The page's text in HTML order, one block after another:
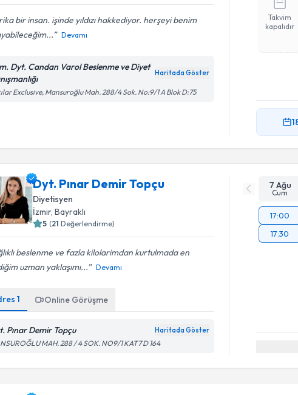
bir insan. işinde yıldızı hakkediyor. herşeyi benim
Devamı
Dyt. Candan Varol Beslenme ve Diyet
Haritada Göster
Exclusive, Mansuroğlu Mah. 288/4 Sok. No:9/1 A Blok D:75
Takvim
kapalıdır
Dyt. Pınar Demir Topçu
Diyetisyen
İzmir, Bayraklı
5 (21 Değerlendirme)
beslenme ve fazla kilolarimdan kurtulmada en
uzman yaklaşımı...
Devamı
1 Online Görüşme
Pınar Demir Topçu Haritada Göster
MAH. 288 / 4 SOK. NO9/1 KAT7 D 164
7 Ağu
Cum
17:00
17:30